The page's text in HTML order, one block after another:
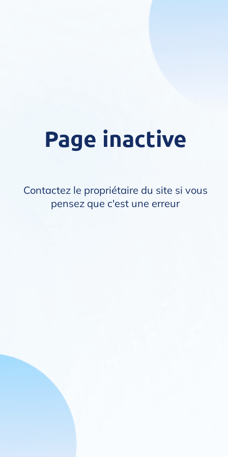
Page inactive
Contactez le propriétaire du site si vous
pensez que c'est une erreur